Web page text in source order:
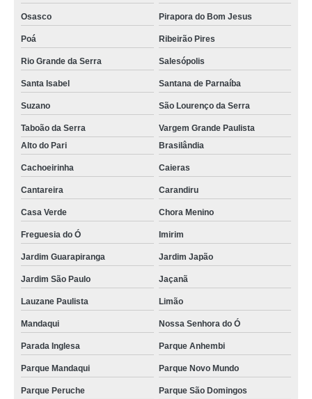
gráfica de cordão para crachá em poliéster Praia Grande
gráfica de cordão poliéster para crachá Jandira
Osasco Pirapora do Bom Jesus
Poá Ribeirão Pires
Rio Grande da Serra Salesópolis
Santa Isabel Santana de Parnaíba
Suzano São Lourenço da Serra
Taboão da Serra
Vargem Grande Paulista
Alto do Pari
Brasilândia
Cachoeirinha Caieras
Cantareira Carandiru
Casa Verde Chora Menino
Freguesia do Ó Imirim
Jardim Guarapiranga Jardim Japão
Jardim São Paulo Jaçanã
Lauzane Paulista Limão
Mandaqui Nossa Senhora do Ó
Parada Inglesa Parque Anhembi
Parque Mandaqui Parque Novo Mundo
Parque Peruche Parque São Domingos